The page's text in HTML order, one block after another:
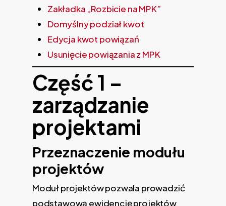
Zakładka „Rozbicie na MPK”
Domyślny podział kwot
Edycja kwot powiązań
Usunięcie powiązania z MPK
Część 1 –
zarządzanie
projektami
Przeznaczenie modułu
projektów
Moduł projektów pozwala prowadzić
podstawową ewidencję projektów